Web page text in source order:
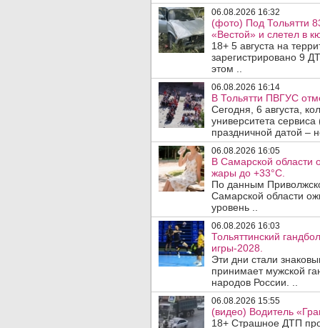
06.08.2026 16:32
(фото) Под Тольятти
«Вестой» и слетел в
18+ 5 августа на
зарегистрировано 9
этом ..
06.08.2026 16:14
В Тольятти ПВГУС
Сегодня, 6 августа,
университета
праздничной датой –
06.08.2026 16:05
В Самарской области
жары до +33°C.
По данным
Самарской области
уровень ..
06.08.2026 16:03
Тольяттинский
игры-2028.
Эти дни стали
принимает мужской
народов России. ..
06.08.2026 15:55
(видео) Водитель
18+ Страшное ДТП